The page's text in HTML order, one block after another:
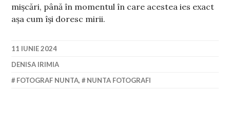
mișcări, până în momentul în care acestea ies exact
așa cum își doresc mirii.
11 IUNIE 2024
DENISA IRIMIA
FOTOGRAF NUNTA, NUNTA FOTOGRAFI